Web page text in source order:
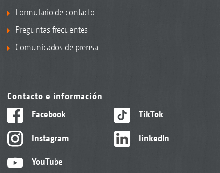
Formulario de contacto
Preguntas frecuentes
Comunicados de prensa
Contacto e información
Facebook
Instagram
YouTube
TikTok
linkedIn